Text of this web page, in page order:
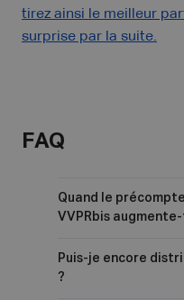
tirez ainsi le meilleur
surprise par la suite.
FAQ
Quand le
VVPRbis
Puis-je encore
?